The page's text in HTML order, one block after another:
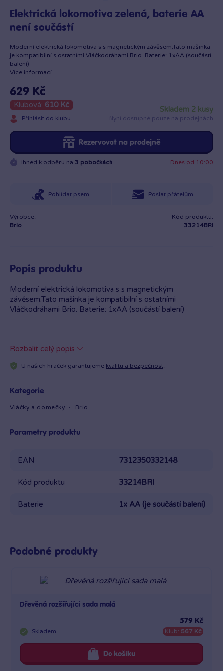
Elektrická lokomotiva zelená, baterie AA
není součástí
Moderní elektrická lokomotiva s s magnetickým závěsem.Tato mašinka
je kompatibilní s ostatními Vláčkodráhami Brio. Baterie: 1xAA (součástí
balení)
Více informací
629 Kč
Klubová: 610 Kč
Přihlásit do klubu
skladem 2 kusy
Nyní dostupné pouze na prodejnách
Rezervovat na prodejně
Ihned k odběru na 3 pobočkách Dnes od 10:00
Pohlídat psem Poslat přátelům
Výrobce:
Brio
Kód produktu:
33214BRI
Popis produktu
Moderní elektrická lokomotiva s s magnetickým
závěsem.Tato mašinka je kompatibilní s ostatními
Vláčkodráhami Brio. Baterie: 1xAA (součástí balení)
Rozbalit celý popis
U našich hraček garantujeme kvalitu a bezpečnost.
Kategorie
Vláčky a domečky Brio
Parametry produktu
EAN 7312350332148
Kód produktu 33214BRI
Baterie 1x AA (je součástí balení)
Podobné produkty
Dřevěná rozšiřující sada malá
Skladem
579 Kč
Klub: 567 Kč
Do košíku